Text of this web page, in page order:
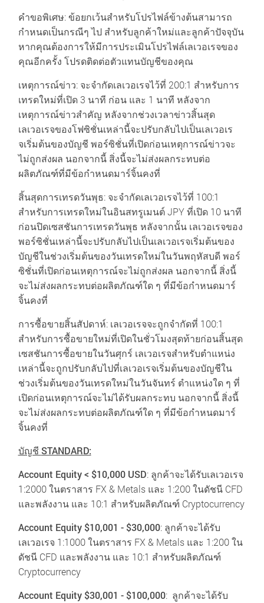
คำขอพิเศษ: ข้อยกเว้นสำหรับโปรไฟล์ข้างต้นสามารถ
กำหนดเป็นกรณีๆ ไป สำหรับลูกค้าใหม่และลูกค้าปัจจุบัน
หากคุณต้องการให้มีการประเมินโปรไฟล์เลเวอเรจของ
คุณอีกครั้ง โปรดติดต่อตัวแทนบัญชีของคุณ
เหตุการณ์ข่าว: จะจำกัดเลเวอเรจไว้ที่ 200:1 สำหรับการ
เทรดใหม่ที่เปิด 3 นาที ก่อน และ 1 นาที หลังจาก
เหตุการณ์ข่าวสำคัญ หลังจากช่วงเวลาข่าวสิ้นสุด
เลเวอเรจของโฟซิชั่นเหล่านี้จะปรับกลับไปเป็นเลเวอเร
จเริ่มต้นของบัญชี พอร์ซิชั่นที่เปิดก่อนเหตุการณ์ข่าวจะ
ไม่ถูกส่งผล นอกจากนี้ สิ่งนี้จะไม่ส่งผลกระทบต่อ
ผลิตภัณฑ์ที่มีข้อกำหนดมาร์จิ้นคงที่
สิ้นสุดการเทรดวันพุธ: จะจำกัดเลเวอเรจไว้ที่ 100:1
สำหรับการเทรดใหม่ในอินสทรูเมนต์ JPY ที่เปิด 10 นาที
ก่อนปิดเซสชันการเทรดวันพุธ หลังจากนั้น เลเวอเรจของ
พอร์ซิชั่นเหล่านี้จะปรับกลับไปเป็นเลเวอเรจเริ่มต้นของ
บัญชีในช่วงเริ่มต้นของวันเทรดใหม่ในวันพฤหัสบดี พอร์
ซิชั่นที่เปิดก่อนเหตุการณ์จะไม่ถูกส่งผล นอกจากนี้ สิ่งนี้
จะไม่ส่งผลกระทบต่อผลิตภัณฑ์ใด ๆ ที่มีข้อกำหนดมาร์
จิ้นคงที่
การซื้อขายสิ้นสัปดาห์: เลเวอเรจจะถูกจำกัดที่ 100:1
สำหรับการซื้อขายใหม่ที่เปิดในชั่วโมงสุดท้ายก่อนสิ้นสุด
เซสชันการซื้อขายในวันศุกร์ เลเวอเรจสำหรับตำแหน่ง
เหล่านี้จะถูกปรับกลับไปที่เลเวอเรจเริ่มต้นของบัญชีใน
ช่วงเริ่มต้นของวันเทรดใหม่ในวันจันทร์ ตำแหน่งใด ๆ ที่
เปิดก่อนเหตุการณ์จะไม่ได้รับผลกระทบ นอกจากนี้ สิ่งนี้
จะไม่ส่งผลกระทบต่อผลิตภัณฑ์ใด ๆ ที่มีข้อกำหนดมาร์
จิ้นคงที่
บัญชี STANDARD:
Account Equity < $10,000 USD: ลูกค้าจะได้รับเลเวอเรจ
1:2000 ในตราสาร FX & Metals และ 1:200 ในดัชนี CFD
และพลังงาน และ 10:1 สำหรับผลิตภัณฑ์ Cryptocurrency
Account Equity $10,001 - $30,000: ลูกค้าจะได้รับ
เลเวอเรจ 1:1000 ในตราสาร FX & Metals และ 1:200 ใน
ดัชนี CFD และพลังงาน และ 10:1 สำหรับผลิตภัณฑ์
Cryptocurrency
Account Equity $30,001 - $100,000:ลูกค้าจะได้รับ